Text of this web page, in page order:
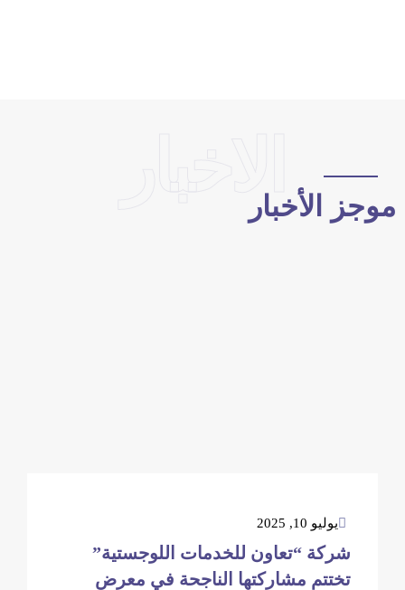
الأخبار
يوليو 10, 2025
شركة “تعاون للخدمات اللوجستية”
تختتم مشاركتها الناجحة في معرض